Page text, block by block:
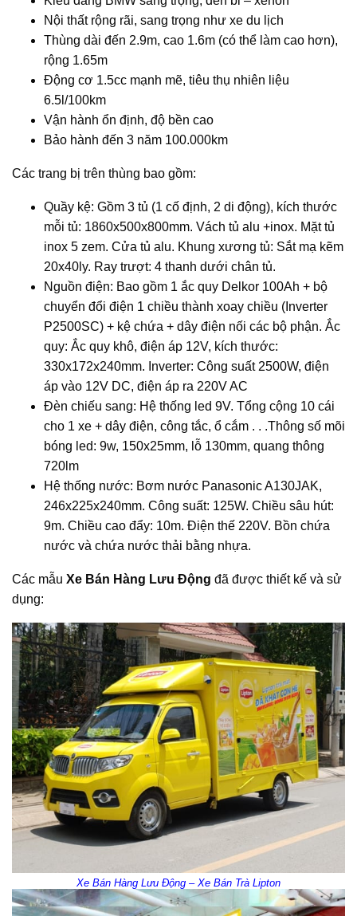
Nội thất rộng rãi, sang trọng như xe du lịch
Thùng dài đến 2.9m, cao 1.6m (có thể làm cao hơn),
rộng 1.65m
Động cơ 1.5cc mạnh mẽ, tiêu thụ nhiên liệu
6.5l/100km
Vận hành ổn định, độ bền cao
Bảo hành đến 3 năm 100.000km
Các trang bị trên thùng bao gồm:
Quầy kệ: Gồm 3 tủ (1 cố định, 2 di động), kích thước
mỗi tủ: 1860x500x800mm. Vách tủ alu +inox. Mặt tủ
inox 5 zem. Cửa tủ alu. Khung xương tủ: Sắt mạ kẽm
20x40ly. Ray trượt: 4 thanh dưới chân tủ.
Nguồn điện: Bao gồm 1 ắc quy Delkor 100Ah + bộ
chuyển đổi điện 1 chiều thành xoay chiều (Inverter
P2500SC) + kệ chứa + dây điện nối các bộ phận. Ắc
quy: Ắc quy khô, điện áp 12V, kích thước:
330x172x240mm. Inverter: Công suất 2500W, điện
áp vào 12V DC, điện áp ra 220V AC
Đèn chiếu sang: Hệ thống led 9V. Tổng cộng 10 cái
cho 1 xe + dây điện, công tắc, ổ cắm . . .Thông số mõi
bóng led: 9w, 150x25mm, lỗ 130mm, quang thông
720lm
Hệ thống nước: Bơm nước Panasonic A130JAK,
246x225x240mm. Công suất: 125W. Chiều sâu hút:
9m. Chiều cao đẩy: 10m. Điện thế 220V. Bồn chứa
nước và chứa nước thải bằng nhựa.
Các mẫu Xe Bán Hàng Lưu Động đã được thiết kế và sử
dụng:
Xe Bán Hàng Lưu Động – Xe Bán Trà Lipton